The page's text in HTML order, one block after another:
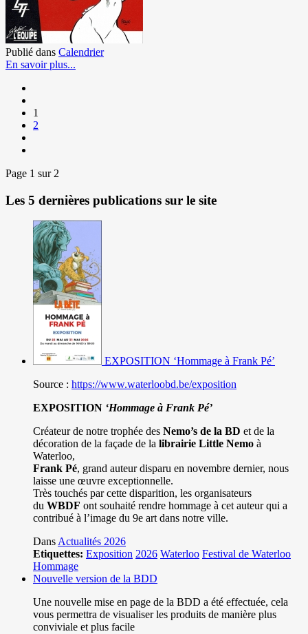
Publié dans Calendrier
En savoir plus...
1
2
Page 1 sur 2
Les 5 dernières publications sur le site
EXPOSITION ‘Hommage à Frank Pé’
Source : https://www.waterloobd.be/exposition
EXPOSITION ‘Hommage à Frank Pé’
Créateur de notre trophée des Nemo’s de la BD et de la
décoration de la façade de la librairie Little Nemo à
Waterloo,
Frank Pé, grand auteur disparu en novembre dernier, nous
laisse une œuvre exceptionnelle.
Très touchés par cette disparition, les organisateurs
du WBDF ont souhaité rendre hommage à cet auteur qui a
contribué à l’image du 9e art dans notre ville.
DansActualités 2026
Etiquettes: Exposition 2026 Waterloo Festival de Waterloo
Hommage
Nouvelle version de la BDD
Une nouvelle mise en page de la BDD a été effectuée, cela
vous permettra de visualiser les produits de manière plus
conviviale et plus facile